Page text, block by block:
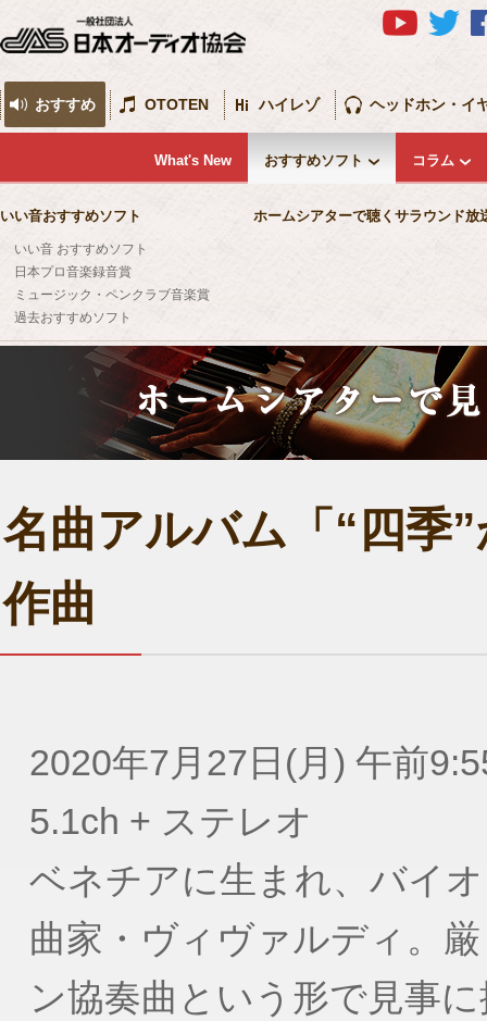
おすすめ
What's New おすすめソフト
いい音おすすめソフト
いい音 おすすめソフト
日本プロ音楽録音賞
ミュージック・ペンクラブ音楽賞
過去おすすめソフト
ホームシアターで聴くサラウンド放
コラム
OTOTEN ハイレゾ ヘッドホン・イ
名曲アルバム「“四季
作曲
2020年7月27日(月) 午前
5.1ch + ステレオ
ベネチアに生まれ、バイ
曲家・ヴィヴァルディ。
ン協奏曲という形で見事